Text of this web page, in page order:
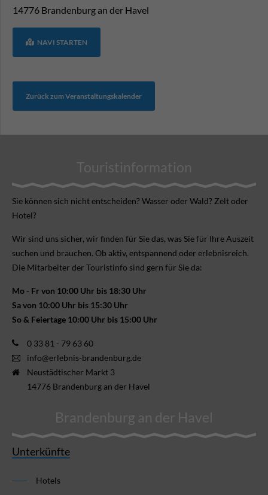
14776 Brandenburg an der Havel
NAVI STARTEN
Zurück zum Veranstaltungskalender
Touristinformation
Sie können sich nicht ent­scheiden? Wasser oder Wald? Zelt oder
Hotel?
Wir sind uns sicher, wir finden für Sie das, was Sie für Ihre Aus­zeit
suchen und brauchen. Ob aktiv, ent­spannend oder erlebnis­reich.
Die Mitarbeiter der Touristinfo sind gern für Sie da:
Mo - Fr von 10:00 Uhr bis 18:30 Uhr
Sa von 10:00 Uhr bis 15:30 Uhr
So & Feiertage 10:00 Uhr bis 15:00 Uhr
0 33 81 - 79 63 60
info@erlebnis-brandenburg.de
Neustädtischer Markt 3
14776 Brandenburg an der Havel
Brandenburg an der Havel
Unterkünfte
Hotels